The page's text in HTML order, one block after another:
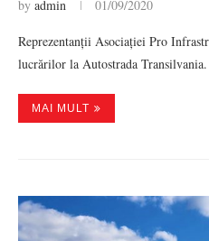
by admin 01/09/2020
Reprezentanții Asociației Pro
lucrărilor la Autostrada
MAI MULT